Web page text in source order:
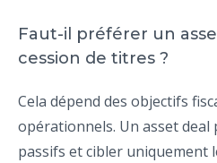
Faut-il préférer un
cession de titres ?
Cela dépend des objectifs
opérationnels. Un asset
passifs et cibler uniquement